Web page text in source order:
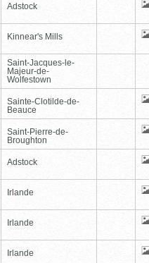
Adstock
Kinnear's Mills
Saint-Jacques-le-
Majeur-de-
Wolfestown
Sainte-Clotilde-de-
Beauce
Saint-Pierre-de-
Broughton
Adstock
Irlande
Irlande
Irlande